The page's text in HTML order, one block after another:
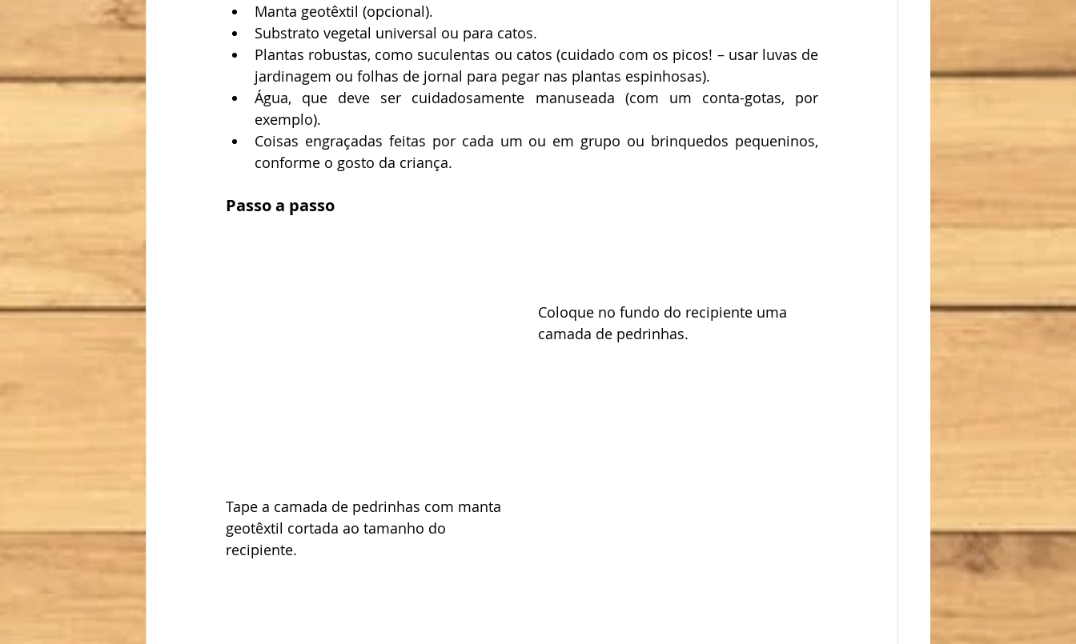
Manta geotêxtil (opcional).
Substrato vegetal universal ou para catos.
Plantas robustas, como suculentas ou catos (cuidado com os picos! – usar luvas de
jardinagem ou folhas de jornal para pegar nas plantas espinhosas).
Água, que deve ser cuidadosamente manuseada (com um conta-gotas, por
exemplo).
Coisas engraçadas feitas por cada um ou em grupo ou brinquedos pequeninos,
conforme o gosto da criança.
Passo a passo
Coloque no fundo do recipiente uma
camada de pedrinhas.
Tape a camada de pedrinhas com manta
geotêxtil cortada ao tamanho do
recipiente.